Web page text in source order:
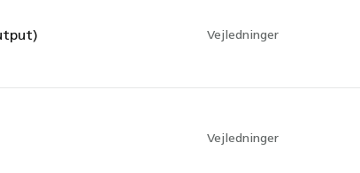
Vejledninger
Vejledninger